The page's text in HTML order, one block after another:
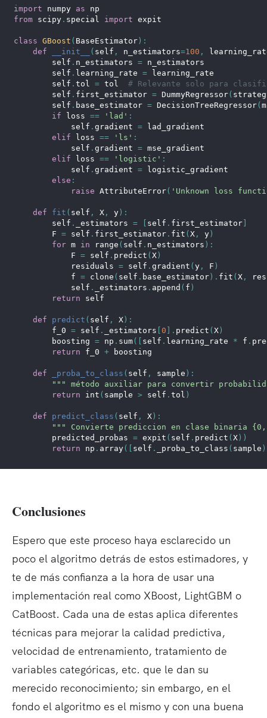
import numpy as np
from scipy . special import expit
class GBoost ( BaseEstimator ) :
def
__init__ ( self , n_estimators=100 ,
        self
. n_estimators = n_estimators
        self
. learning_rate = learning_rate
        self
. tol = tol # Relevante solo para
        self
. first_estimator = DummyRegressor(
        self
. base_estimator = DecisionTreeRegressor(
if loss == 'lad' :
            self
. gradient = lad_gradient
elif loss == 'ls' :
            self
. gradient = mse_gradient
elif loss == 'logistic' :
            self
. gradient = logistic_gradient
else :
raise AttributeError( 'Unknown loss
def fit ( self , X , y ) :
        self
. _estimators = self . first_estimator
        F
= self . first_estimator . fit ( X , y )
for m in range ( self . n_estimators ) :
            F
= self . predict ( X )
            residuals
= self . gradient ( y , F )
            f
= clone ( self . base_estimator ) . fit ( X ,
            self
. _estimators . append ( f )
return self
def predict ( self , X ) :
        f_0
= self . _estimators 0 . predict ( X )
        boosting
= np . sum( self . learning_rate * f .
return f_0 + boosting
def _proba_to_class ( self , sample ) :
""" método auxiliar para convertir
return
int ( sample > self . tol )
def predict_class ( self , X ) :
""" Convierte prediccion en clase binaria
        predicted_probas
= expit ( self . predict ( X ) )
return np . array( self . _proba_to_class ( sample )
Conclusiones
Espero que este proceso haya esclarecido un
poco el algoritmo detrás de estos estimadores, y
te de más confianza a la hora de usar una
implementación real como XBoost, LightGBM o
CatBoost. Cada una de estas aplica diferentes
técnicas para mejorar la calidad predictiva,
velocidad de entrenamiento, tratamiento de
variables categóricas, etc. que le dan su
merecido reconocimiento; sin embargo, en el
fondo el algoritmo es el mismo y con una buena